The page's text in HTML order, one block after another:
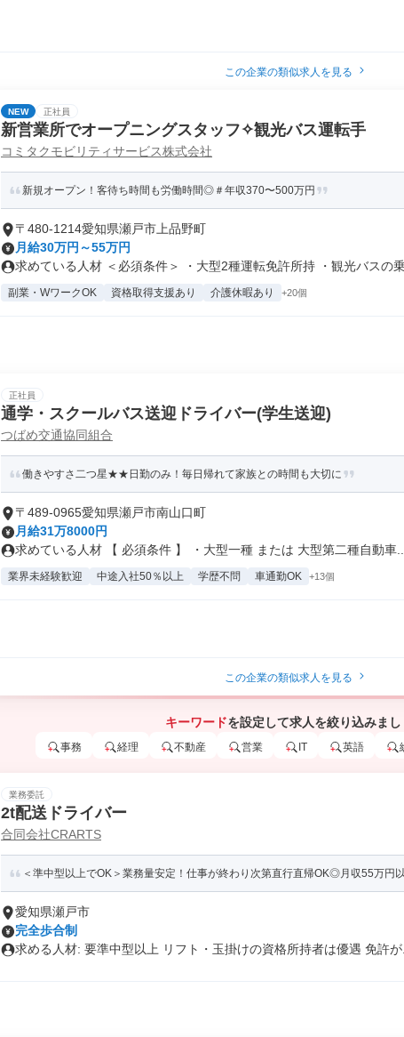
この企業の類似求人を見る
NEW 正社員
新営業所でオープニングスタッフ✧観光バス運転手
コミタクモビリティサービス株式会社
新規オープン！客待ち時間も労働時間◎＃年収370〜500万円
〒480-1214愛知県瀬戸市上品野町
月給30万円～55万円
求めている人材 ＜必須条件＞ ・大型2種運転免許所持 ・観光バスの
副業・WワークOK 資格取得支援あり 介護休暇あり +20個
正社員
通学・スクールバス送迎ドライバー(学生送迎)
つばめ交通協同組合
働きやすさ二つ星★★日勤のみ！毎日帰れて家族との時間も大切に
〒489-0965愛知県瀬戸市南山口町
月給31万8000円
求めている人材 【 必須条件 】 ・大型一種 または 大型第二種自動車
業界未経験歓迎 中途入社50％以上 学歴不問 車通勤OK +13個
この企業の類似求人を見る
キーワードを設定して求人を絞り込みま
事務 経理 不動産 営業 IT 英語
業務委託
2t配送ドライバー
合同会社CRARTS
＜準中型以上でOK＞業務量安定！仕事が終わり次第直行直帰OK◎月収55万円
愛知県瀬戸市
完全歩合制
求める人材: 要準中型以上 リフト・玉掛けの資格所持者は優遇 免許